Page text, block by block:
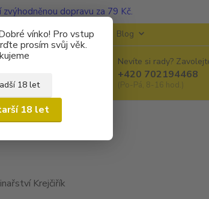
dopravu za 79 Kč.
vínko! Pro vstup
prosím svůj věk.
18 let
18 let
soukromí O vinařstvích Blog
Nevíte si rady?
+420 702194468
(Po-Pá, 8-16 hod.)